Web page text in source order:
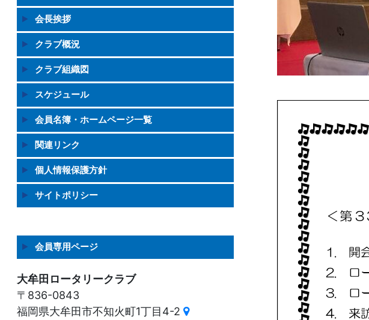
会長挨拶
クラブ概況
クラブ組織図
スケジュール
会員名簿・ホームページ一覧
関連リンク
個人情報保護方針
サイトポリシー
会員専用ページ
大牟田ロータリークラブ
〒836-0843
福岡県大牟田市不知火町1丁目4-2